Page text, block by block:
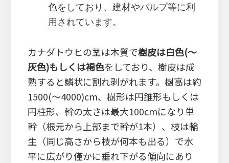
色をしており、建材やパルプ等に利
用されています。
カナダトウヒの茎は木質で樹皮は白色(～
灰色)もしくは褐色をしており、樹皮は成
熟すると鱗状に割れ剥がれます。樹高は約
1500(～4000)cm、樹形は円錐形もしくは
円柱形、幹の太さは最大100cmになり単
幹（根元から上部まで幹が1本）、枝は輪
生（同じ高さから枝が何本も出る）で水
平に広がり僅かに垂れ下がる傾向にあり